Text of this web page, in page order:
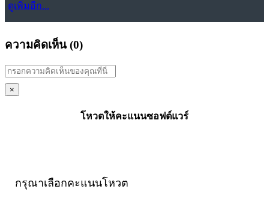
ดูเพิ่มอีก...
ความคิดเห็น (0)
×
โหวตให้คะแนนซอฟต์แวร์
กรุณาเลือกคะแนนโหวต